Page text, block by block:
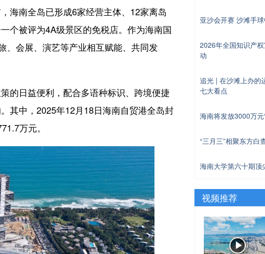
南全岛已形成6家经营主体、12家离岛
个被评为4A级景区的免税店。作为海南国
、会展、演艺等产业相互赋能、共同发
日益便利，配合多语种标识、跨境便捷
其中，2025年12月18日海南自贸港全岛封
万元。
亚沙会开赛 沙滩手
2026年全国知识产
动
追光 | 在沙滩上办的
七大看点
海南将发放3000万元
“三月三”相聚东方白
海南大学第六十期顶
视频推荐